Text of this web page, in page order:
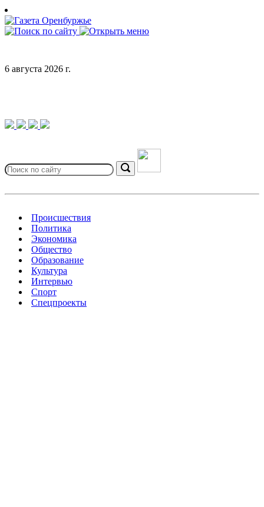
Skip
to
content
6 августа 2026 г.
for:
Search
Происшествия
Политика
Экономика
Общество
Образование
Культура
Интервью
Спорт
Спецпроекты